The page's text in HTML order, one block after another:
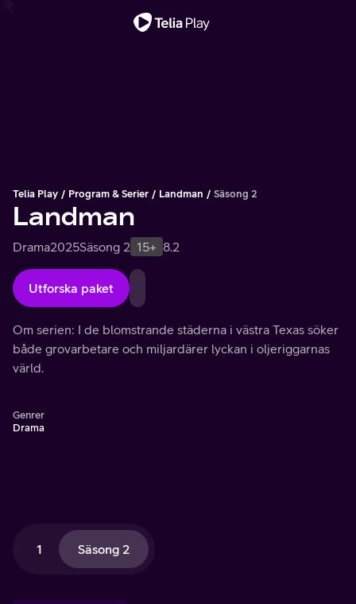
Telia Play Program & Serier Landman Säsong 2
Landman
Drama2025Säsong 2 15+ 8.2
Utforska paket
Om serien: I de blomstrande städerna i västra Texas söker
både grovarbetare och miljardärer lyckan i oljeriggarnas
värld.
Genrer
Drama
1 Säsong 2